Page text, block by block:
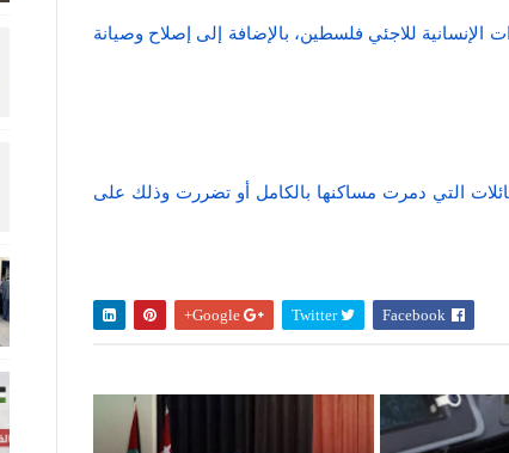
الإنسانية للاجئي فلسطين، بالإضافة إلى إصلاح وصيانة
التي دمرت مساكنها بالكامل أو تضررت وذلك على
Facebook
Twitter
Google+